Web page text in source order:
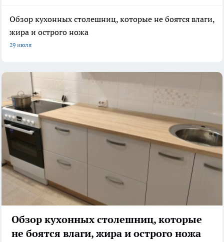
Обзор кухонных столешниц, которые не боятся влаги,
жира и острого ножа
29 июля
Обзор кухонных столешниц, которые
не боятся влаги, жира и острого ножа